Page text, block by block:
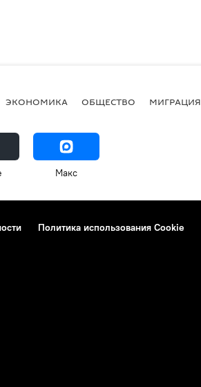
ЭКОНОМИКА ОБЩЕСТВО МИГРАЦИЯ
Макс
Политика использования Cookie